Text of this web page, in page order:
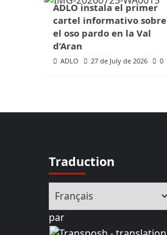
ADLO instala el primer
cartel informativo sobre
el oso pardo en la Val
d’Aran
ADLO 27 de July de 2026 0
Traduction
par